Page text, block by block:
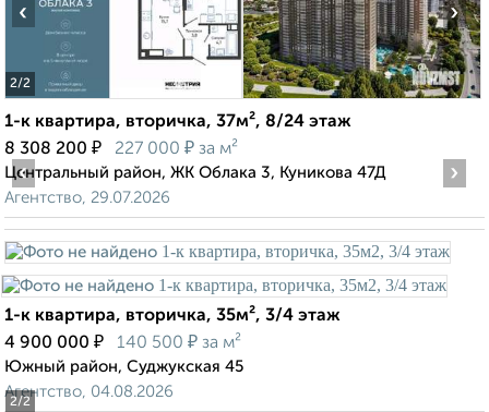
2/2
‹ ›
1-к квартира, вторичка, 37м², 8/24 этаж
8 308 200 ₽ 227 000 ₽ за м²
Центральный район, ЖК Облака 3, Куникова 47Д
Агентство, 29.07.2026
2/2
‹ ›
1-к квартира, вторичка, 35м², 3/4 этаж
4 900 000 ₽ 140 500 ₽ за м²
Южный район, Суджукская 45
Агентство, 04.08.2026